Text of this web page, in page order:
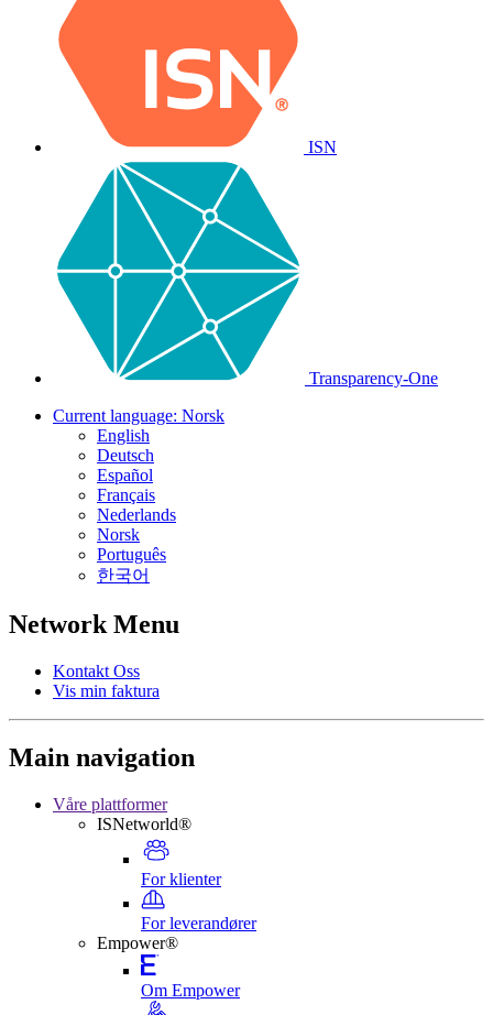
ISN
Transparency-One
Current language: Norsk
English
Deutsch
Español
Français
Nederlands
Norsk
Português
한국어
Network Menu
Kontakt Oss
Vis min faktura
Main navigation
Våre plattformer
ISNetworld®
For klienter
For leverandører
Empower®
Om Empower